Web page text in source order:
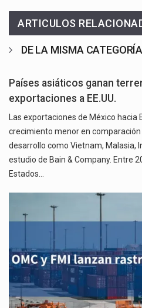
ARTICULOS
DE LA MISMA CATEGORÍA
Países asiáticos ganan
exportaciones a EE.UU.
Las exportaciones de México
crecimiento menor en
desarrollo como Vietnam, Malasia,
estudio de Bain & Company. Entre
Estados…